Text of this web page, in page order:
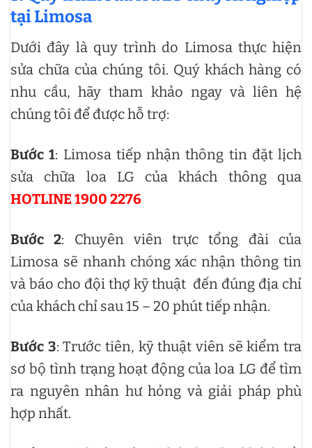
tại Limosa
Dưới đây là quy trình do Limosa thực hiện
sửa chữa của chúng tôi. Quý khách hàng có
nhu cầu, hãy tham khảo ngay và liên hệ
chúng tôi để được hỗ trợ:
Bước 1: Limosa tiếp nhận thông tin đặt lịch
sửa chữa loa LG của khách thông qua
HOTLINE 1900 2276
Bước 2: Chuyên viên trực tổng đài của
Limosa sẽ nhanh chóng xác nhận thông tin
và báo cho đội thợ kỹ thuật đến đúng địa chỉ
của khách chỉ sau 15 – 20 phút tiếp nhận.
Bước 3: Trước tiên, kỹ thuật viên sẽ kiểm tra
sơ bộ tình trạng hoạt động của loa LG để tìm
ra nguyên nhân hư hỏng và giải pháp phù
hợp nhất.